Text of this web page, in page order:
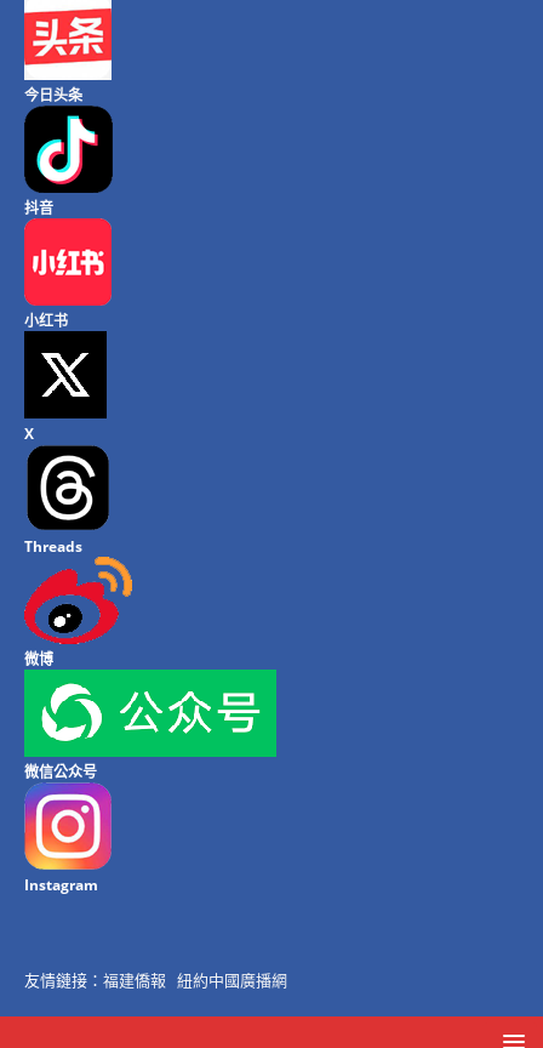
今日头条
抖音
小红书
X
Threads
微博
微信公众号
Instagram
友情鏈接： 福建僑報 紐約中國廣播網